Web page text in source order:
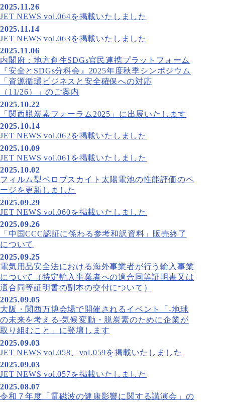
2025.11.26
JET NEWS vol.064を掲載いたしました
2025.11.14
JET NEWS vol.063を掲載いたしました
2025.11.06
内閣府：地方創生SDGs官民連携プラットフォーム
『安全とSDGs分科会』2025年度秋季シンポジウム
「資源循環ビジネスと安全確保への対応
（11/26）」のご案内
2025.10.22
「関西脱炭素フォーラム2025」に出展いたします
2025.10.14
JET NEWS vol.062を掲載いたしました
2025.10.09
JET NEWS vol.061を掲載いたしました
2025.10.02
フィルム型ペロブスカイト太陽電池の性能評価のペ
ージを更新しました
2025.09.29
JET NEWS vol.060を掲載いたしました
2025.09.26
「中国CCC認証に係わる参考和訳資料」販売終了
について
2025.09.25
電気用品安全法における海外事業者が行う輸入事業
について（特定輸入事業者への適合同等証明書又は
適合同等証明書の副本の交付について）
2025.09.05
大阪・関西万博会場で開催されるイベント「-地球
の未来を考える-気候変動・脱炭素のために企業が
取り組むこと」に登壇します
2025.09.03
JET NEWS vol.058、vol.059を掲載いたしました
2025.09.03
JET NEWS vol.057を掲載いたしました
2025.08.07
令和７年度「電磁波の健康影響に関する講演会」の